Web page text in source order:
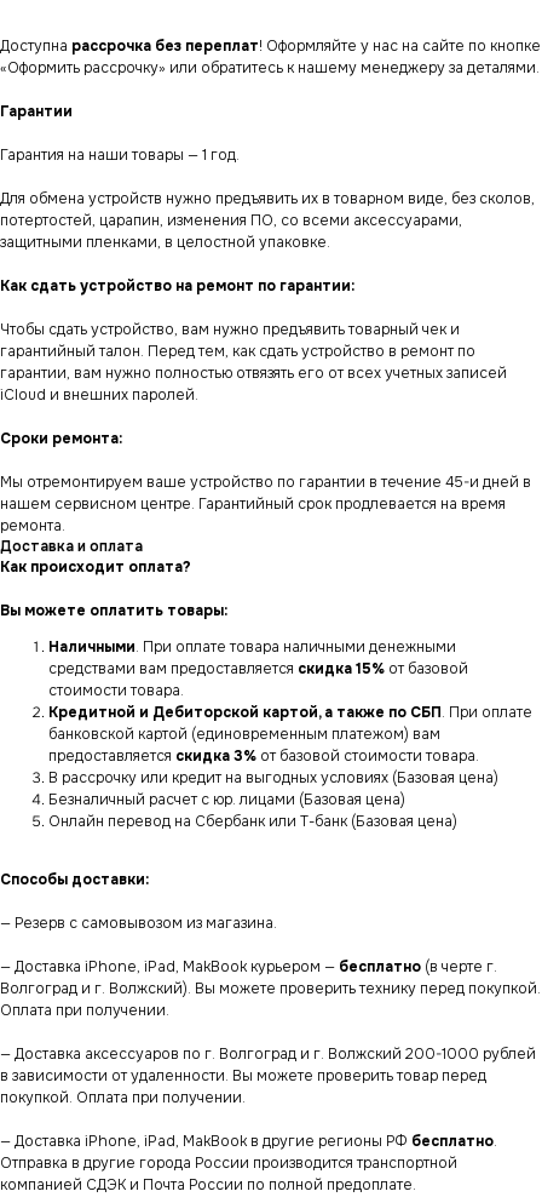
Доступна рассрочка без переплат! Оформляйте у нас на сайте по кнопке
«Оформить рассрочку» или обратитесь к нашему менеджеру за деталями.
Гарантии
Гарантия на наши товары — 1 год.
Для обмена устройств нужно предъявить их в товарном виде, без сколов,
потертостей, царапин, изменения ПО, со всеми аксессуарами,
защитными пленками, в целостной упаковке.
Как сдать устройство на ремонт по гарантии:
Чтобы сдать устройство, вам нужно предъявить товарный чек и
гарантийный талон. Перед тем, как сдать устройство в ремонт по
гарантии, вам нужно полностью отвязять его от всех учетных записей
iCloud и внешних паролей.
Сроки ремонта:
Мы отремонтируем ваше устройство по гарантии в течение 45-и дней в
нашем сервисном центре. Гарантийный срок продлевается на время
ремонта.
Доставка и оплата
Как происходит оплата?
Вы можете оплатить товары:
Наличными. При оплате товара наличными денежными
средствами вам предоставляется скидка 15% от базовой
стоимости товара.
Кредитной и Дебиторской картой, а также по СБП. При оплате
банковской картой (единовременным платежом) вам
предоставляется скидка 3% от базовой стоимости товара.
В рассрочку или кредит на выгодных условиях (Базовая цена)
Безналичный расчет с юр. лицами (Базовая цена)
Онлайн перевод на Сбербанк или Т-банк (Базовая цена)
Способы доставки:
— Резерв с самовывозом из магазина.
— Доставка iPhone, iPad, MakBook курьером — бесплатно (в черте г.
Волгоград и г. Волжский). Вы можете проверить технику перед покупкой.
Оплата при получении.
— Доставка аксессуаров по г. Волгоград и г. Волжский 200-1000 рублей
в зависимости от удаленности. Вы можете проверить товар перед
покупкой. Оплата при получении.
— Доставка iPhone, iPad, MakBook в другие регионы РФ бесплатно.
Отправка в другие города России производится транспортной
компанией СДЭК и Почта России по полной предоплате.